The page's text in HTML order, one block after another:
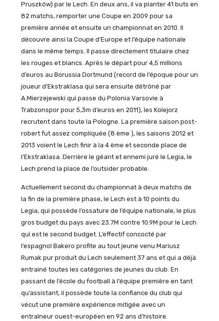
Pruszków) par le Lech. En deux ans, il va planter 41 buts en
82 matchs, remporter une Coupe en 2009 pour sa
première année et ensuite un championnat en 2010. Il
découvre ainsi la Coupe d’Europe et l’équipe nationale
dans le même temps. Il passe directement titulaire chez
les rouges et blancs. Après le départ pour 4,5 millions
d’euros au Borussia Dortmund (record de l’époque pour un
joueur d’Ekstraklasa qui sera ensuite détrôné par
A.Mierzejewski qui passe du Polonia Varsovie à
Trabzonspor pour 5,3m d’euros en 2011), les Kolejorz
recrutent dans toute la Pologne. La première saison post-
robert fut assez compliquée (8 ème ), les saisons 2012 et
2013 voient le Lech finir à la 4 ème et seconde place de
l’Ekstraklasa. Derrière le géant et ennemi juré le Legia, le
Lech prend la place de l’outsider probable.
Actuellement second du championnat à deux matchs de
la fin de la première phase, le Lech est à 10 points du
Legia, qui possède l’ossature de l’équipe nationale, le plus
gros budget du pays avec 23.7M contre 10.9M pour le Lech
qui est le second budget. L’effectif concocté par
l’espagnol Bakero profite au tout jeune venu Mariusz
Rumak pur produit du Lech seulement 37 ans et qui a déjà
entrainé toutes les catégories de jeunes du club. En
passant de l’école du football à l’équipe première en tant
qu’assistant, il possède toute la confiance du club qui
vécut une première expérience mitigée avec un
entraîneur ouest-européen en 92 ans d’histoire.